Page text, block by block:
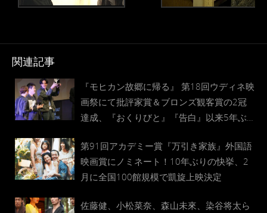
関連記事
『モヒカン故郷に帰る』 第18回ウディネ映
画祭にて批評家賞＆ブロンズ観客賞の2冠
達成、『おくりびと』『告白』以来5年ぶ
第91回アカデミー賞『万引き家族』外国語
映画賞にノミネート！10年ぶりの快挙、2
月に全国100館規模で凱旋上映決定
佐藤健、小松菜奈、森山未來、染谷将太ら